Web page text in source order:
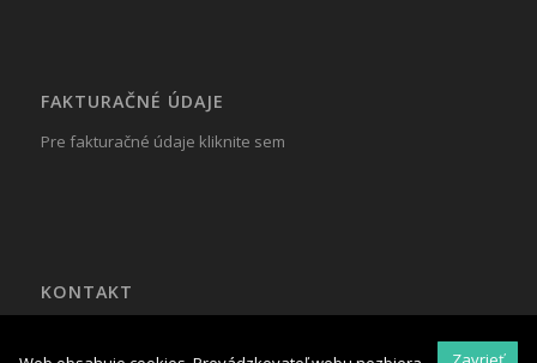
FAKTURAČNÉ ÚDAJE
Pre fakturačné údaje kliknite sem
KONTAKT
Mail:reklama@isicommerce.sk